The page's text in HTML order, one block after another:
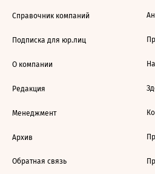
Справочник компаний
Подписка для юр.лиц
О компании
Редакция
Менеджмент
Архив
Обратная связь